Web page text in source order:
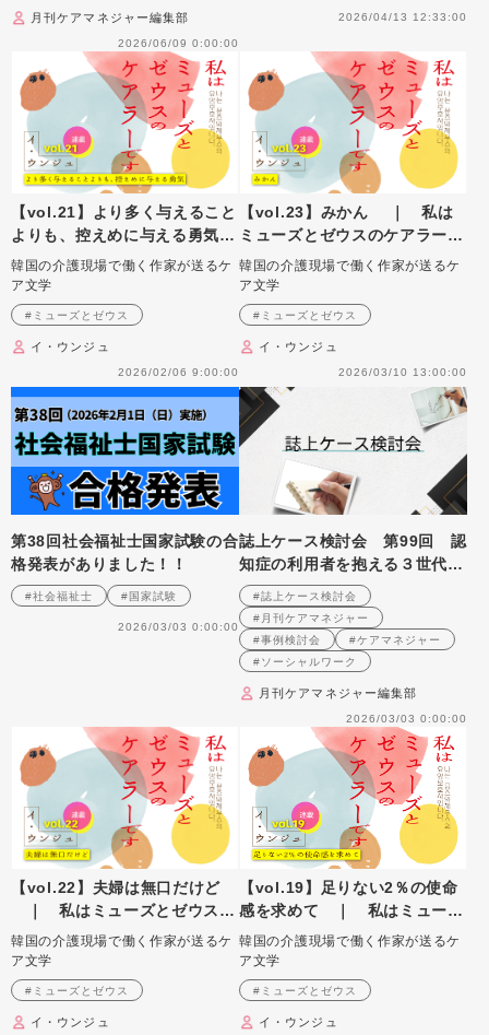
月刊ケアマネジャー編集部
2026/06/09 0:00:00
2026/04/13 12:33:00
【vol.21】より多く与えること
よりも、控えめに与える勇気
｜ 私はミューズとゼウスの
ケアラーです
韓国の介護現場で働く作家が送るケ
ア文学
#ミューズとゼウス
イ・ウンジュ
2026/02/06 9:00:00
【vol.23】みかん ｜ 私は
ミューズとゼウスのケアラーで
す
韓国の介護現場で働く作家が送るケ
ア文学
#ミューズとゼウス
イ・ウンジュ
2026/03/10 13:00:00
第38回社会福祉士国家試験の合
格発表がありました！！
#社会福祉士 #国家試験
2026/03/03 0:00:00
誌上ケース検討会 第99回 認
知症の利用者を抱える３世代同
居世帯への支援を考える
（2008年9月号掲載）
#誌上ケース検討会
#月刊ケアマネジャー
#事例検討会
#ケアマネジャー
#ソーシャルワーク
月刊ケアマネジャー編集部
2026/03/03 0:00:00
【vol.22】夫婦は無口だけど
｜ 私はミューズとゼウスの
ケアラーです
韓国の介護現場で働く作家が送るケ
ア文学
#ミューズとゼウス
イ・ウンジュ
【vol.19】足りない2％の使命
感を求めて ｜ 私はミューズ
とゼウスのケアラーです
韓国の介護現場で働く作家が送るケ
ア文学
#ミューズとゼウス
イ・ウンジュ